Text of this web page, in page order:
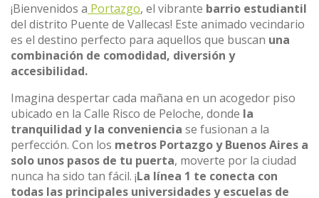
¡Bienvenidos a Portazgo, el vibrante barrio estudiantil
del distrito Puente de Vallecas! Este animado vecindario
es el destino perfecto para aquellos que buscan una
combinación de comodidad, diversión y
accesibilidad.
Imagina despertar cada mañana en un acogedor piso
ubicado en la Calle Risco de Peloche, donde la
tranquilidad y la conveniencia se fusionan a la
perfección. Con los metros Portazgo y Buenos Aires a
solo unos pasos de tu puerta, moverte por la ciudad
nunca ha sido tan fácil. ¡La línea 1 te conecta con
todas las principales universidades y escuelas de